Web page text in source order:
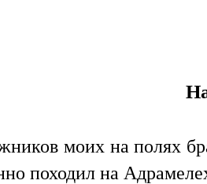
моих на полях
походил на